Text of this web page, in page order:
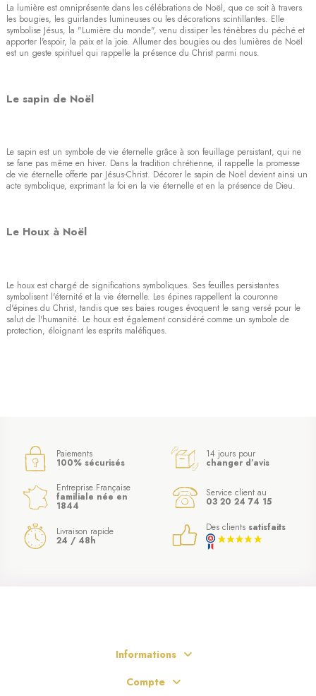
La lumière est omniprésente dans les célébrations de Noël, que ce soit à travers
les bougies, les guirlandes lumineuses ou les décorations scintillantes. Elle
symbolise Jésus, la "Lumière du monde", venu dissiper les ténèbres du péché et
apporter l'espoir, la paix et la joie. Allumer des bougies ou des lumières de Noël
est un geste spirituel qui rappelle la présence du Christ parmi nous.
Le sapin de Noël
Le sapin est un symbole de vie éternelle grâce à son feuillage persistant, qui ne
se fane pas même en hiver. Dans la tradition chrétienne, il rappelle la promesse
de vie éternelle offerte par Jésus-Christ. Décorer le sapin de Noël devient ainsi un
acte symbolique, exprimant la foi en la vie éternelle et en la présence de Dieu.
Le Houx à Noël
Le houx est chargé de significations symboliques. Ses feuilles persistantes
symbolisent l'éternité et la vie éternelle. Les épines rappellent la couronne
d'épines du Christ, tandis que ses baies rouges évoquent le sang versé pour le
salut de l'humanité. Le houx est également considéré comme un symbole de
protection, éloignant les esprits maléfiques.
Paiements
100% sécurisés
14 jours pour
changer d’avis
Entreprise Française
familiale née en
1844
Service client au
03 20 24 74 15
Livraison rapide
24 / 48h
Des clients satisfaits
Informations
Compte